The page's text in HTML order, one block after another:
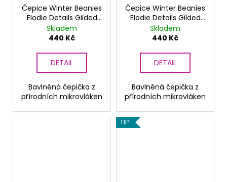
Čepice Winter Beanies
Elodie Details Gilded
grey NEW
Skladem
440 Kč
DETAIL
Bavlněná čepička z
přírodních mikrovláken
Čepice Winter Beanies
Elodie Details Gilded
Plum
Skladem
440 Kč
DETAIL
Bavlněná čepička z
přírodních mikrovláken
TIP